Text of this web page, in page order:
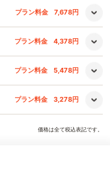
プラン料金 7,678円
プラン料金 4,378円
プラン料金 5,478円
プラン料金 3,278円
価格は全て税込表記です。